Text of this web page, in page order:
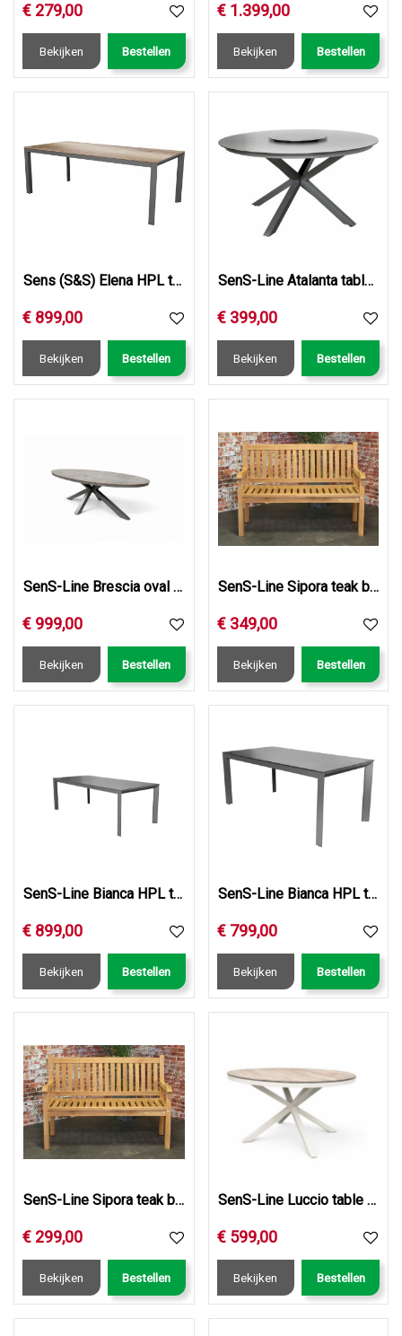
€ 279,00
Bekijken Bestellen
€ 1.399,00
Bekijken Bestellen
Sens (S&S) Elena HPL table 220cm
€ 899,00
Bekijken Bestellen
SenS-Line Atalanta table Ø145x76cm
€ 399,00
Bekijken Bestellen
SenS-Line Brescia oval HPL dining table 220x115cm
€ 999,00
Bekijken Bestellen
SenS-Line Sipora teak bank 180cm
€ 349,00
Bekijken Bestellen
SenS-Line Bianca HPL table 220cm
€ 899,00
Bekijken Bestellen
SenS-Line Bianca HPL table 180cm
€ 799,00
Bekijken Bestellen
SenS-Line Sipora teak bank 150cm
€ 299,00
Bekijken Bestellen
SenS-Line Luccio table Ø120cm
€ 599,00
Bekijken Bestellen